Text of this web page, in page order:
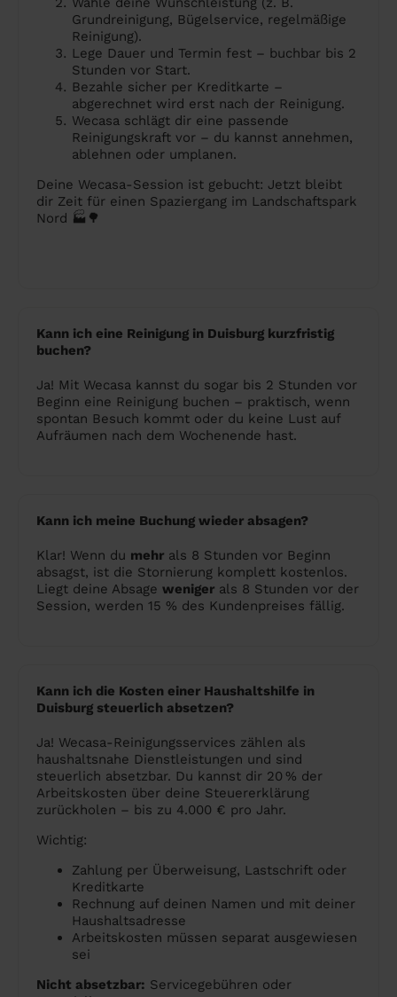
Grundreinigung, Bügelservice, regelmäßige
Reinigung).
Lege Dauer und Termin fest – buchbar bis 2
Stunden vor Start.
Bezahle sicher per Kreditkarte –
abgerechnet wird erst nach der Reinigung.
Wecasa schlägt dir eine passende
Reinigungskraft vor – du kannst annehmen,
ablehnen oder umplanen.
Deine Wecasa-Session ist gebucht: Jetzt bleibt
dir Zeit für einen Spaziergang im Landschaftspark
Nord 🏭🌳
Kann ich eine Reinigung in Duisburg kurzfristig
buchen?
Ja! Mit Wecasa kannst du sogar bis 2 Stunden vor
Beginn eine Reinigung buchen – praktisch, wenn
spontan Besuch kommt oder du keine Lust auf
Aufräumen nach dem Wochenende hast.
Kann ich meine Buchung wieder absagen?
Klar! Wenn du mehr als 8 Stunden vor Beginn
absagst, ist die Stornierung komplett kostenlos.
Liegt deine Absage weniger als 8 Stunden vor der
Session, werden 15 % des Kundenpreises fällig.
Kann ich die Kosten einer Haushaltshilfe in
Duisburg steuerlich absetzen?
Ja! Wecasa-Reinigungsservices zählen als
haushaltsnahe Dienstleistungen und sind
steuerlich absetzbar. Du kannst dir 20 % der
Arbeitskosten über deine Steuererklärung
zurückholen – bis zu 4.000 € pro Jahr.
Wichtig:
Zahlung per Überweisung, Lastschrift oder
Kreditkarte
Rechnung auf deinen Namen und mit deiner
Haushaltsadresse
Arbeitskosten müssen separat ausgewiesen
sei
Nicht absetzbar: Servicegebühren oder